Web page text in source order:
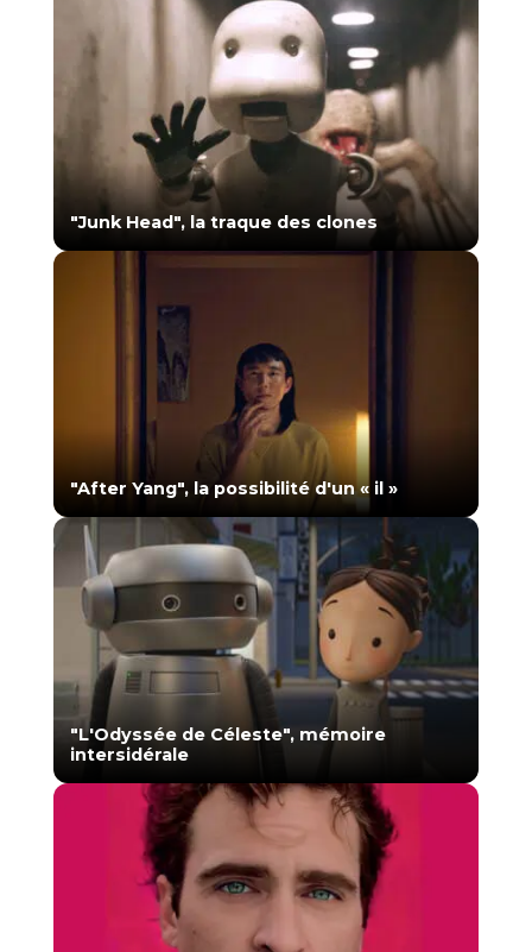
"Junk Head", la traque des clones
"After Yang", la possibilité d'un « il »
"L'Odyssée de Céleste", mémoire
intersidérale